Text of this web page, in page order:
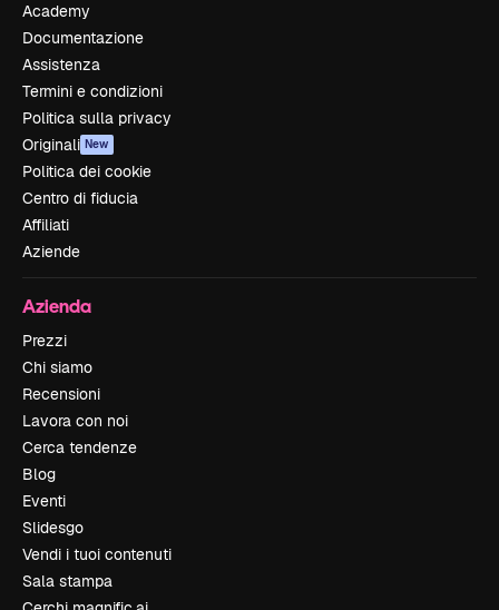
Academy
Documentazione
Assistenza
Termini e condizioni
Politica sulla privacy
Originali New
Politica dei cookie
Centro di fiducia
Affiliati
Aziende
Azienda
Prezzi
Chi siamo
Recensioni
Lavora con noi
Cerca tendenze
Blog
Eventi
Slidesgo
Vendi i tuoi contenuti
Sala stampa